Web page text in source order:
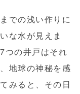
での浅い作りに
な水が見えま
つの井戸はそれ
地球の神秘を感
みると、その日